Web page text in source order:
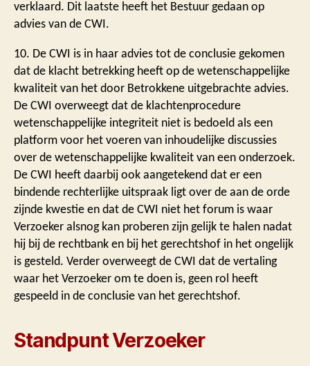
verklaard. Dit laatste heeft het Bestuur gedaan op
advies van de CWI.
10. De CWI is in haar advies tot de conclusie gekomen
dat de klacht betrekking heeft op de wetenschappelijke
kwaliteit van het door Betrokkene uitgebrachte advies.
De CWI overweegt dat de klachtenprocedure
wetenschappelijke integriteit niet is bedoeld als een
platform voor het voeren van inhoudelijke discussies
over de wetenschappelijke kwaliteit van een onderzoek.
De CWI heeft daarbij ook aangetekend dat er een
bindende rechterlijke uitspraak ligt over de aan de orde
zijnde kwestie en dat de CWI niet het forum is waar
Verzoeker alsnog kan proberen zijn gelijk te halen nadat
hij bij de rechtbank en bij het gerechtshof in het ongelijk
is gesteld. Verder overweegt de CWI dat de vertaling
waar het Verzoeker om te doen is, geen rol heeft
gespeeld in de conclusie van het gerechtshof.
Standpunt Verzoeker